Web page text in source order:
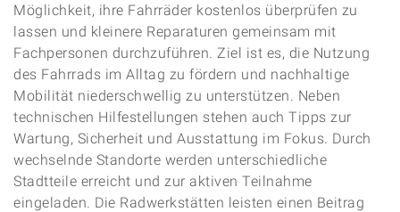
Möglichkeit, ihre Fahrräder kostenlos überprüfen zu
lassen und kleinere Reparaturen gemeinsam mit
Fachpersonen durchzuführen. Ziel ist es, die Nutzung
des Fahrrads im Alltag zu fördern und nachhaltige
Mobilität niederschwellig zu unterstützen. Neben
technischen Hilfestellungen stehen auch Tipps zur
Wartung, Sicherheit und Ausstattung im Fokus. Durch
wechselnde Standorte werden unterschiedliche
Stadtteile erreicht und zur aktiven Teilnahme
eingeladen. Die Radwerkstätten leisten einen Beitrag